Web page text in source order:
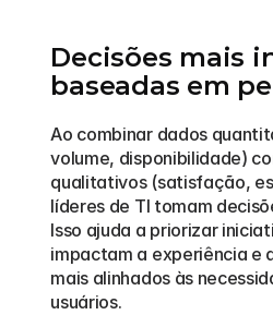
Decisões mais
baseadas em
Ao combinar dados
volume, disponibilidade)
qualitativos (satisfação,
líderes de TI tomam
Isso ajuda a priorizar
impactam a experiência e
mais alinhados às
usuários.